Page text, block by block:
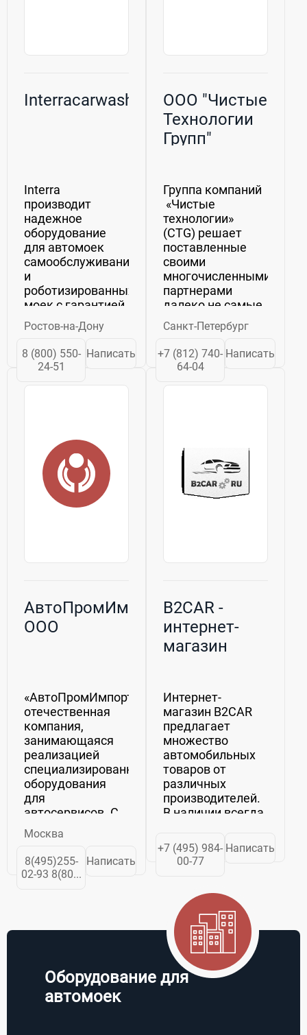
Interracarwash
Interra
производит
надежное
оборудование
для автомоек
самообслуживания
и
роботизированных
моек с гарантией
до 2 лет. Мы
обеспечиваем
комплексный
подход — от
под ваш бюджет
решения
известны
быстрой...
Ростов-на-Дону
8 (800) 550-
24-51
Написать
ООО "Чистые
Технологии
Групп"
Группа компаний
«Чистые
технологии»
(CTG) решает
поставленные
своими
многочисленными
партнерами
далеко не самые
простые
технические
задачи.
работа с каждым
требует
Санкт-Петербург
+7 (812) 740-
64-04
Написать
АвтоПромИмпорт,
ООО
«АвтоПромИмпорт» -
отечественная
компания,
занимающаяся
реализацией
специализированного
оборудования
для
автосервисов. С
особой
тщательностью
мы подходим к
выбору товаров
для нашего
предложения,
Москва
8(495)255-
02-93 8(80...
Написать
B2CAR -
интернет-
магазин
Интернет-
магазин B2CAR
предлагает
множество
автомобильных
товаров от
различных
производителей.
В наличии всегда
средства,
необходимые для
ухода за
автокосметика и
химия для
различных
поверхностей и
любых
загрязнений,
моечное
+7 (495) 984-
00-77
Написать
Оборудование для
автомоек